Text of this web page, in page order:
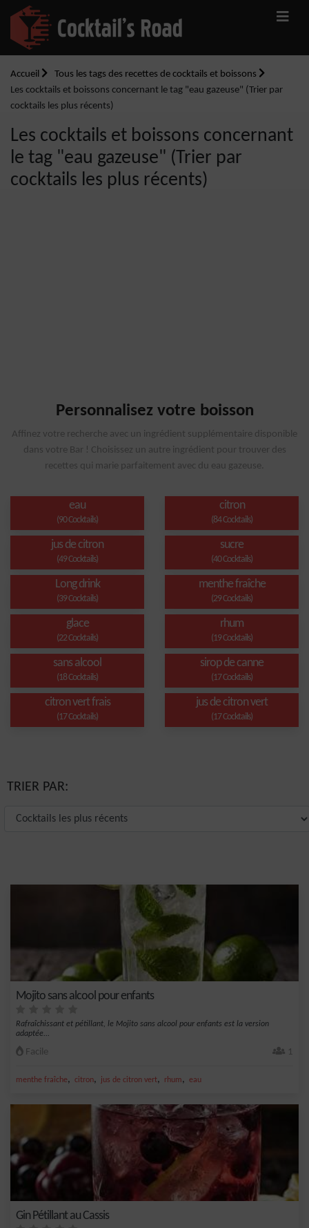
Accueil
Tous les tags des recettes de cocktails et boissons
Les cocktails et boissons concernant le tag "eau gazeuse" (Trier par
cocktails les plus récents)
Les cocktails et boissons concernant
le tag "eau gazeuse" (Trier par
cocktails les plus récents)
Personnalisez votre boisson
Affinez votre recherche avec un ingrédient supplémentaire disponible
dans votre Bar ! Choisissez un autre ingrédient pour trouver des
recettes qui marie parfaitement avec du eau gazeuse.
eau
(90 Cocktails)
citron
(84 Cocktails)
jus de citron
(49 Cocktails)
sucre
(40 Cocktails)
Long drink
(39 Cocktails)
menthe fraîche
(29 Cocktails)
glace
(22 Cocktails)
rhum
(19 Cocktails)
sans alcool
(18 Cocktails)
sirop de canne
(17 Cocktails)
citron vert frais
(17 Cocktails)
jus de citron vert
(17 Cocktails)
TRIER PAR:
Mojito sans alcool pour enfants
Rafraîchissant et pétillant, le Mojito sans alcool pour enfants est la version
adaptée...
Facile 1
menthe fraîche, citron, jus de citron vert, rhum, eau
Gin Pétillant au Cassis